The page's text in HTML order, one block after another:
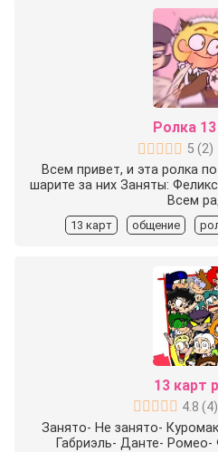
Ролка
5 (2)
Всем привет, и эта ролка
шарите за них Заняты:
Всем
13 карт общение
13 карт
4.8 (4)
Занято- Не занято-
Габриэль- Данте- Ромео-